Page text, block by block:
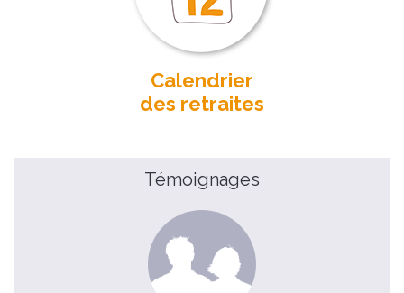
Calendrier
des retraites
Témoignages